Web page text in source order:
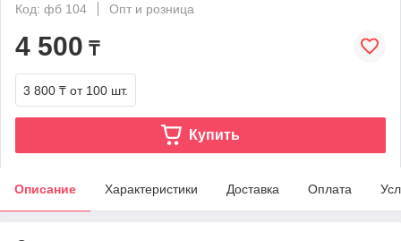
Код: фб 104
Опт и розница
4 500 ₸
3 800 ₸ от 100 шт.
Купить
Описание Характеристики Доставка Оплата